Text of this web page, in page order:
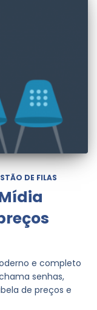
DE FILAS
e completo
senhas,
de preços e